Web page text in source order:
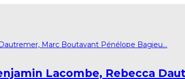
Lacombe, Rebecca